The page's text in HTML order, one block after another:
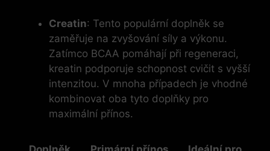
Creatin: Tento populární doplněk se
zaměřuje na zvyšování síly a výkonu.
Zatímco BCAA pomáhají při regeneraci,
kreatin podporuje schopnost cvičit s vyšší
intenzitou. V mnoha případech je vhodné
kombinovat oba tyto doplňky pro
maximální přínos.